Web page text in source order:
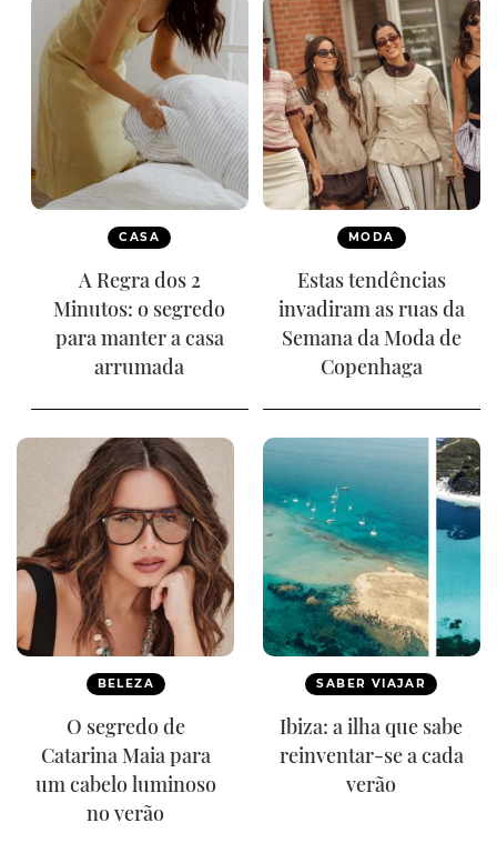
CASA
A Regra dos 2
Minutos: o segredo
para manter a casa
arrumada
MODA
Estas tendências
invadiram as ruas da
Semana da Moda de
Copenhaga
BELEZA
O segredo de
Catarina Maia para
um cabelo luminoso
no verão
SABER VIAJAR
Ibiza: a ilha que sabe
reinventar-se a cada
verão